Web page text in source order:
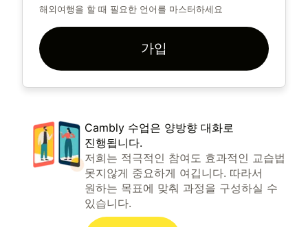
해외여행을 할 때 필요한 언어를 마스터하세요
가입
Cambly 수업은 양방향 대화로
진행됩니다.
저희는 적극적인 참여도 효과적인 교습법
못지않게 중요하게 여깁니다. 따라서
원하는 목표에 맞춰 과정을 구성하실 수
있습니다.